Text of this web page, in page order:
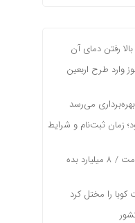
رفتن دمای آن
وارد طرح اربعین
می‌رسد
زمان ثبت‌نام و شرایط
کاسبی خارج‌نشین‌ها با سهمیه اقامت / ۸ میلیارد بده
را مختل کرد